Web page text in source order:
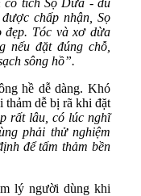
cổ tích Sọ Dừa - dù
chấp nhận, Sọ
đẹp. Tóc và xơ dừa
nếu đặt đúng chỗ,
sông hồ”.
hề dễ dàng. Khó
thảm dễ bị rã khi đặt
rất lâu, có lúc nghĩ
phải thử nghiệm
để tấm thảm bền
lý người dùng khi